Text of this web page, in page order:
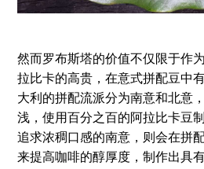
然而罗布斯塔的价值不仅限于作
拉比卡的高贵，在意式拼配豆中
大利的拼配流派分为南意和北意
浅，使用百分之百的阿拉比卡豆
追求浓稠口感的南意，则会在拼
来提高咖啡的醇厚度，制作出具